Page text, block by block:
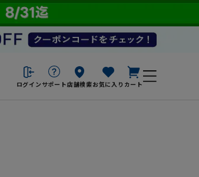
ログイン サポート店舗検索お気に入り カート